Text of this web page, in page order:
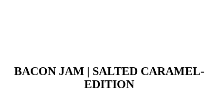
BACON JAM | SALTED CARAMEL-
EDITION